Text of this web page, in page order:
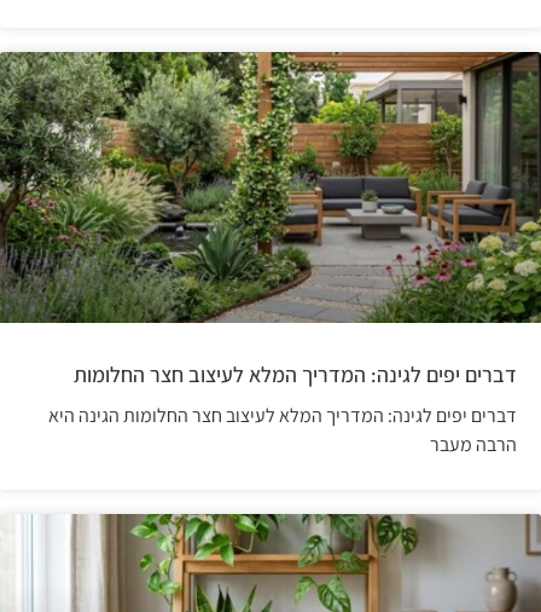
דברים יפים לגינה: המדריך המלא לעיצוב חצר החלומות
דברים יפים לגינה: המדריך המלא לעיצוב חצר החלומות הגינה היא
הרבה מעבר